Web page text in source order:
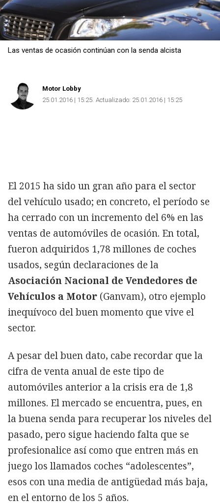
Las ventas de ocasión continúan con la senda alcista
Motor Lobby
25.01.2016 | 15:25 Actualizado: 25.01.2016 | 15:25
El 2015 ha sido un gran año para el sector
del vehículo usado; en concreto, el período se
ha cerrado con un incremento del 6% en las
ventas de automóviles de ocasión. En total,
fueron adquiridos 1,78 millones de coches
usados, según declaraciones de la
Asociación Nacional de Vendedores de
Vehículos a Motor (Ganvam), otro ejemplo
inequívoco del buen momento que vive el
sector.
A pesar del buen dato, cabe recordar que la
cifra de venta anual de este tipo de
automóviles anterior a la crisis era de 1,8
millones. El mercado se encuentra, pues, en
la buena senda para recuperar los niveles del
pasado, pero sigue haciendo falta que se
profesionalice así como que entren más en
juego los llamados coches “adolescentes”,
esos con una media de antigüedad más baja,
en el entorno de los 5 años.